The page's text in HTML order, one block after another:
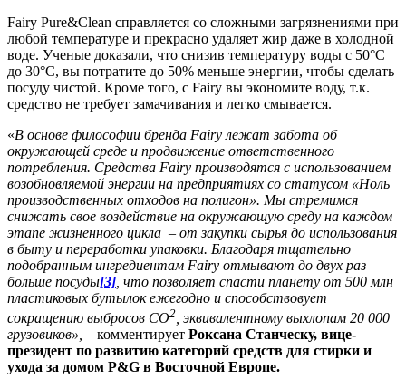
Fairy Pure&Clean справляется со сложными загрязнениями при
любой температуре и прекрасно удаляет жир даже в холодной
воде. Ученые доказали, что снизив температуру воды с 50°С
до 30°С, вы потратите до 50% меньше энергии, чтобы сделать
посуду чистой. Кроме того, c Fairy вы экономите воду, т.к.
средство не требует замачивания и легко смывается.
«В основе философии бренда Fairy лежат забота об
окружающей среде и продвижение ответственного
потребления. Cредства Fairy производятся с использованием
возобновляемой энергии на предприятиях со статусом «Ноль
производственных отходов на полигон». Мы стремимся
снижать свое воздействие на окружающую среду на каждом
этапе жизненного цикла – от закупки сырья до использования
в быту и переработки упаковки. Благодаря тщательно
подобранным ингредиентам Fairy отмывают до двух раз
больше посуды[3] , что позволяет спасти планету от 500 млн
пластиковых бутылок ежегодно и способствовует
сокращению выбросов СО2 , эквивалентному выхлопам 20 000
грузовиков», – комментирует Роксана Станческу, вице-
президент по развитию категорий средств для стирки и
ухода за домом P&G в Восточной Европе.